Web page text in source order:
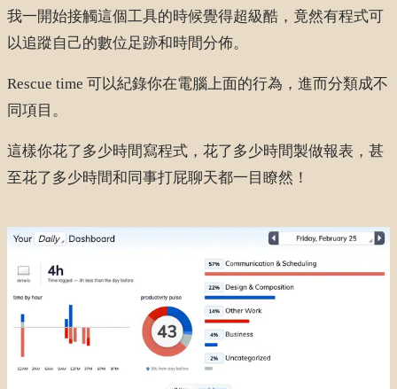
我一開始接觸這個工具的時候覺得超級酷，竟然有程式可
以追蹤自己的數位足跡和時間分佈。
Rescue time 可以紀錄你在電腦上面的行為，進而分類成不
同項目。
這樣你花了多少時間寫程式，花了多少時間製做報表，甚
至花了多少時間和同事打屁聊天都一目瞭然！